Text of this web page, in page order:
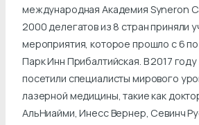
международная Академия Syneron
2000 делегатов из 8 стран приняли
мероприятия, которое прошло с 6
Парк Инн Прибалтийская. В 2017
посетили специалисты мирового
лазерной медицины, такие как
АльНиайми, Инесс Вернер, Севинч